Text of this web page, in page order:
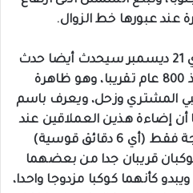
عند عبورها خط الزوال.
وأكد أن يوم الانقلاب الشتوي 21 ديسمبر سيحدث أيضا حدث
فلكي نادر لم يسبق رؤيته منذ 800 عام تقريبا، وهو ظاهرة
المشتري وزحل، ويعرف باسم
إضاءة هذين العملاقين عند
اقترابهما الى مسافة 0.1 درجة فقط (أي 6 دقائق قوسية)
قريبان جدا من بعضهما
كأنهما كوكبا مزدوجا واحدا،